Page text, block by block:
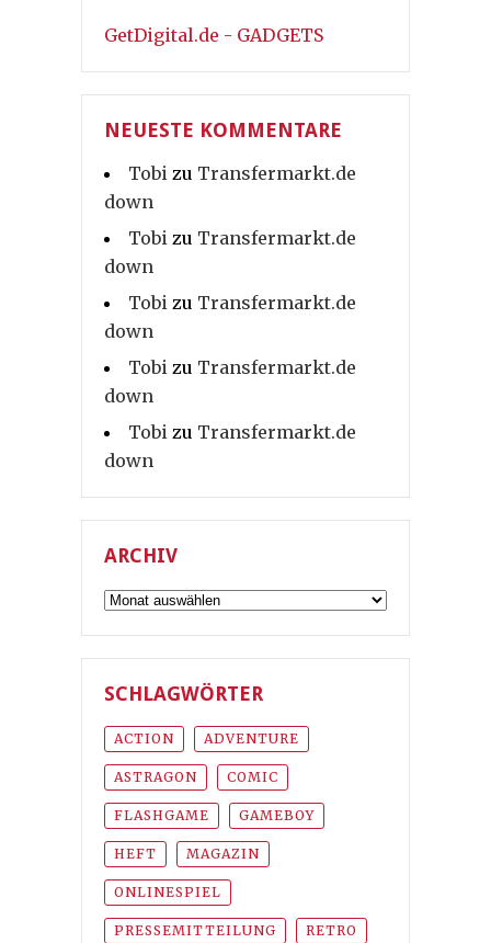
GetDigital.de - GADGETS
NEUESTE KOMMENTARE
Tobi zu Transfermarkt.de
down
Tobi zu Transfermarkt.de
down
Tobi zu Transfermarkt.de
down
Tobi zu Transfermarkt.de
down
Tobi zu Transfermarkt.de
down
ARCHIV
Archiv
SCHLAGWÖRTER
ACTION ADVENTURE
ASTRAGON COMIC
FLASHGAME GAMEBOY
HEFT MAGAZIN
ONLINESPIEL
PRESSEMITTEILUNG RETRO